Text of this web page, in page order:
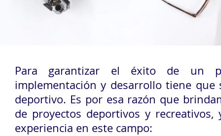
Para garantizar el éxito de un
implementación y desarrollo tiene
deportivo. Es por esa razón que
de proyectos deportivos y
experiencia en este campo: